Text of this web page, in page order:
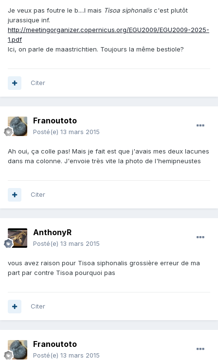
Je veux pas foutre le b....l mais Tisoa siphonalisc'est plutôt
jurassique inf.
http://meetingorganizer.copernicus.org/EGU2009/EGU2009-2025-
1.pdf
Ici, on parle de maastrichtien. Toujours la même bestiole?
Citer
Franoutoto
Posté(e) 13 mars 2015
Ah oui, ça colle pas! Mais je fait est que j'avais mes deux lacunes
dans ma colonne. J'envoie très vite la photo de l'hemipneustes
Citer
AnthonyR
Posté(e) 13 mars 2015
vous avez raison pour Tisoa siphonalis grossière erreur de ma
part par contre Tisoa pourquoi pas
Citer
Franoutoto
Posté(e) 13 mars 2015